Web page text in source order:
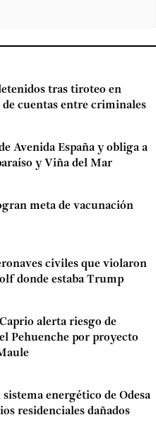
tras tiroteo en
cuentas entre criminales
Avenida España y obliga a
y Viña del Mar
meta de vacunación
civiles que violaron
donde estaba Trump
alerta riesgo de
Pehuenche por proyecto
energético de Odesa
residenciales dañados